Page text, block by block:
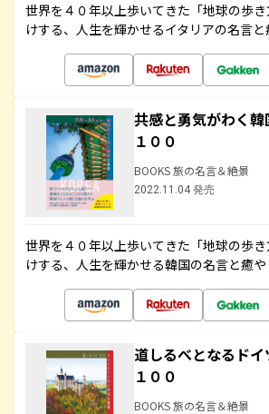
世界を４０年以上歩いてきた「地球の歩
けする、人生を輝かせるイタリアの名言
共感と勇気がわく
１００
BOOKS 旅の名言＆絶景
2022.11.04 発売
世界を４０年以上歩いてきた「地球の歩
けする、人生を輝かせる韓国の名言と癒
道しるべとなるド
１００
BOOKS 旅の名言＆絶景